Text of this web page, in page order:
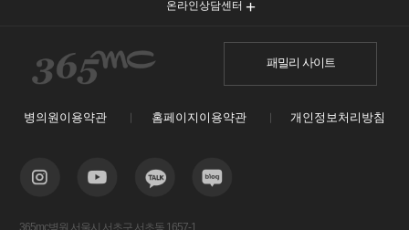
온라인상담센터
패밀리 사이트
병의원이용약관 홈페이지이용약관 개인정보처리방침